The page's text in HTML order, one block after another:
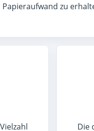
Papieraufwand zu
Die